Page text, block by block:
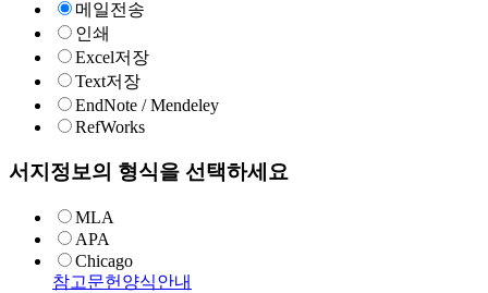
메일전송
인쇄
Excel저장
Text저장
EndNote / Mendeley
RefWorks
서지정보의 형식을 선택하세요
MLA
APA
Chicago
참고문헌양식안내